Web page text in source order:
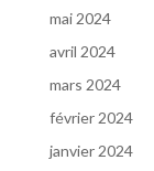
mai 2024
avril 2024
mars 2024
février 2024
janvier 2024